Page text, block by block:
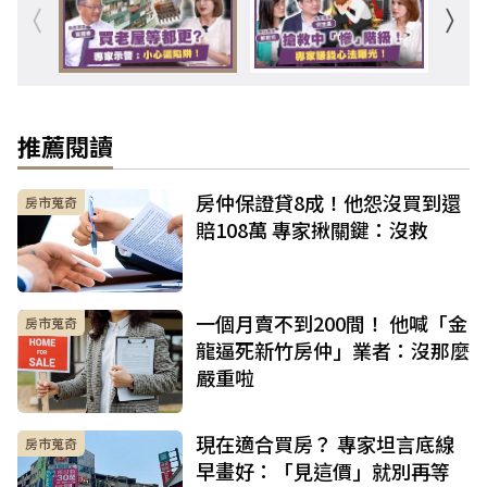
推薦閱讀
房市蒐奇
房仲保證貸8成！他怨沒買到還
賠108萬 專家揪關鍵：沒救
房市蒐奇
一個月賣不到200間！ 他喊「金
龍逼死新竹房仲」業者：沒那麼
嚴重啦
房市蒐奇
現在適合買房？ 專家坦言底線
早畫好：「見這價」就別再等